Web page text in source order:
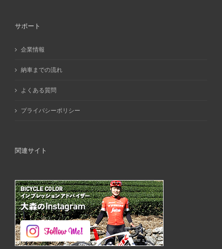
サポート
企業情報
納車までの流れ
よくある質問
プライバシーポリシー
関連サイト